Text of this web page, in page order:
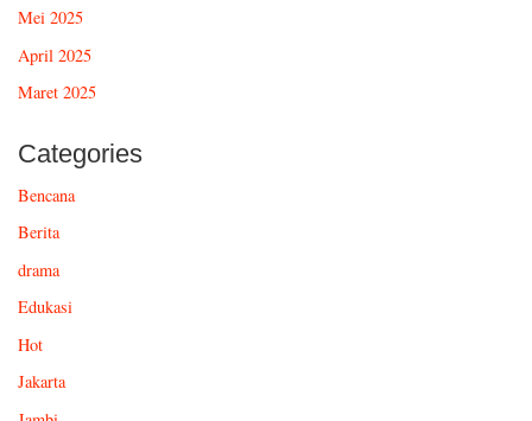
Mei 2025
April 2025
Maret 2025
Categories
Bencana
Berita
drama
Edukasi
Hot
Jakarta